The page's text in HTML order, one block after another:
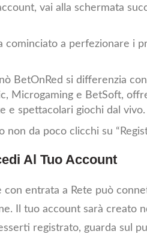
vai alla schermata
cominciato a perfezionare i
BetOnRed si differenzia
Microgaming e BetSoft,
e spettacolari giochi dal vivo.
non da poco clicchi su
Al Tuo Account
con entrata a Rete può
Il tuo account sarà creato
registrato, guarda sul